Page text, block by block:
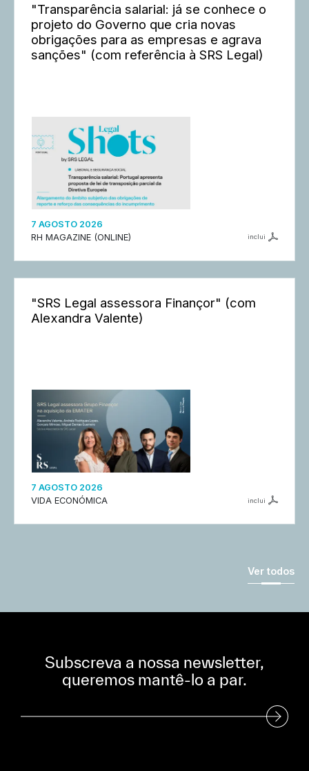
"Transparência salarial: já se conhece o
projeto do Governo que cria novas
obrigações para as empresas e agrava
sanções" (com referência à SRS Legal)
7 AGOSTO 2026
RH MAGAZINE (ONLINE)
inclui
"SRS Legal assessora Finançor" (com
Alexandra Valente)
7 AGOSTO 2026
VIDA ECONÓMICA
inclui
Ver todos
Subscreva a nossa newsletter,
queremos mantê-lo a par.
Subscreva a nossa Newsletter